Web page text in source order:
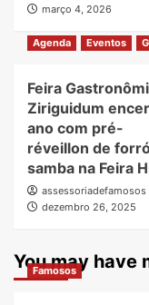
março 4, 2026
Agenda
Eventos
Feira
Ziriguidum
ano com pré-
réveillon de
samba na Feira
assessoriadefamosos
dezembro 26, 2025
You may have
Famosos